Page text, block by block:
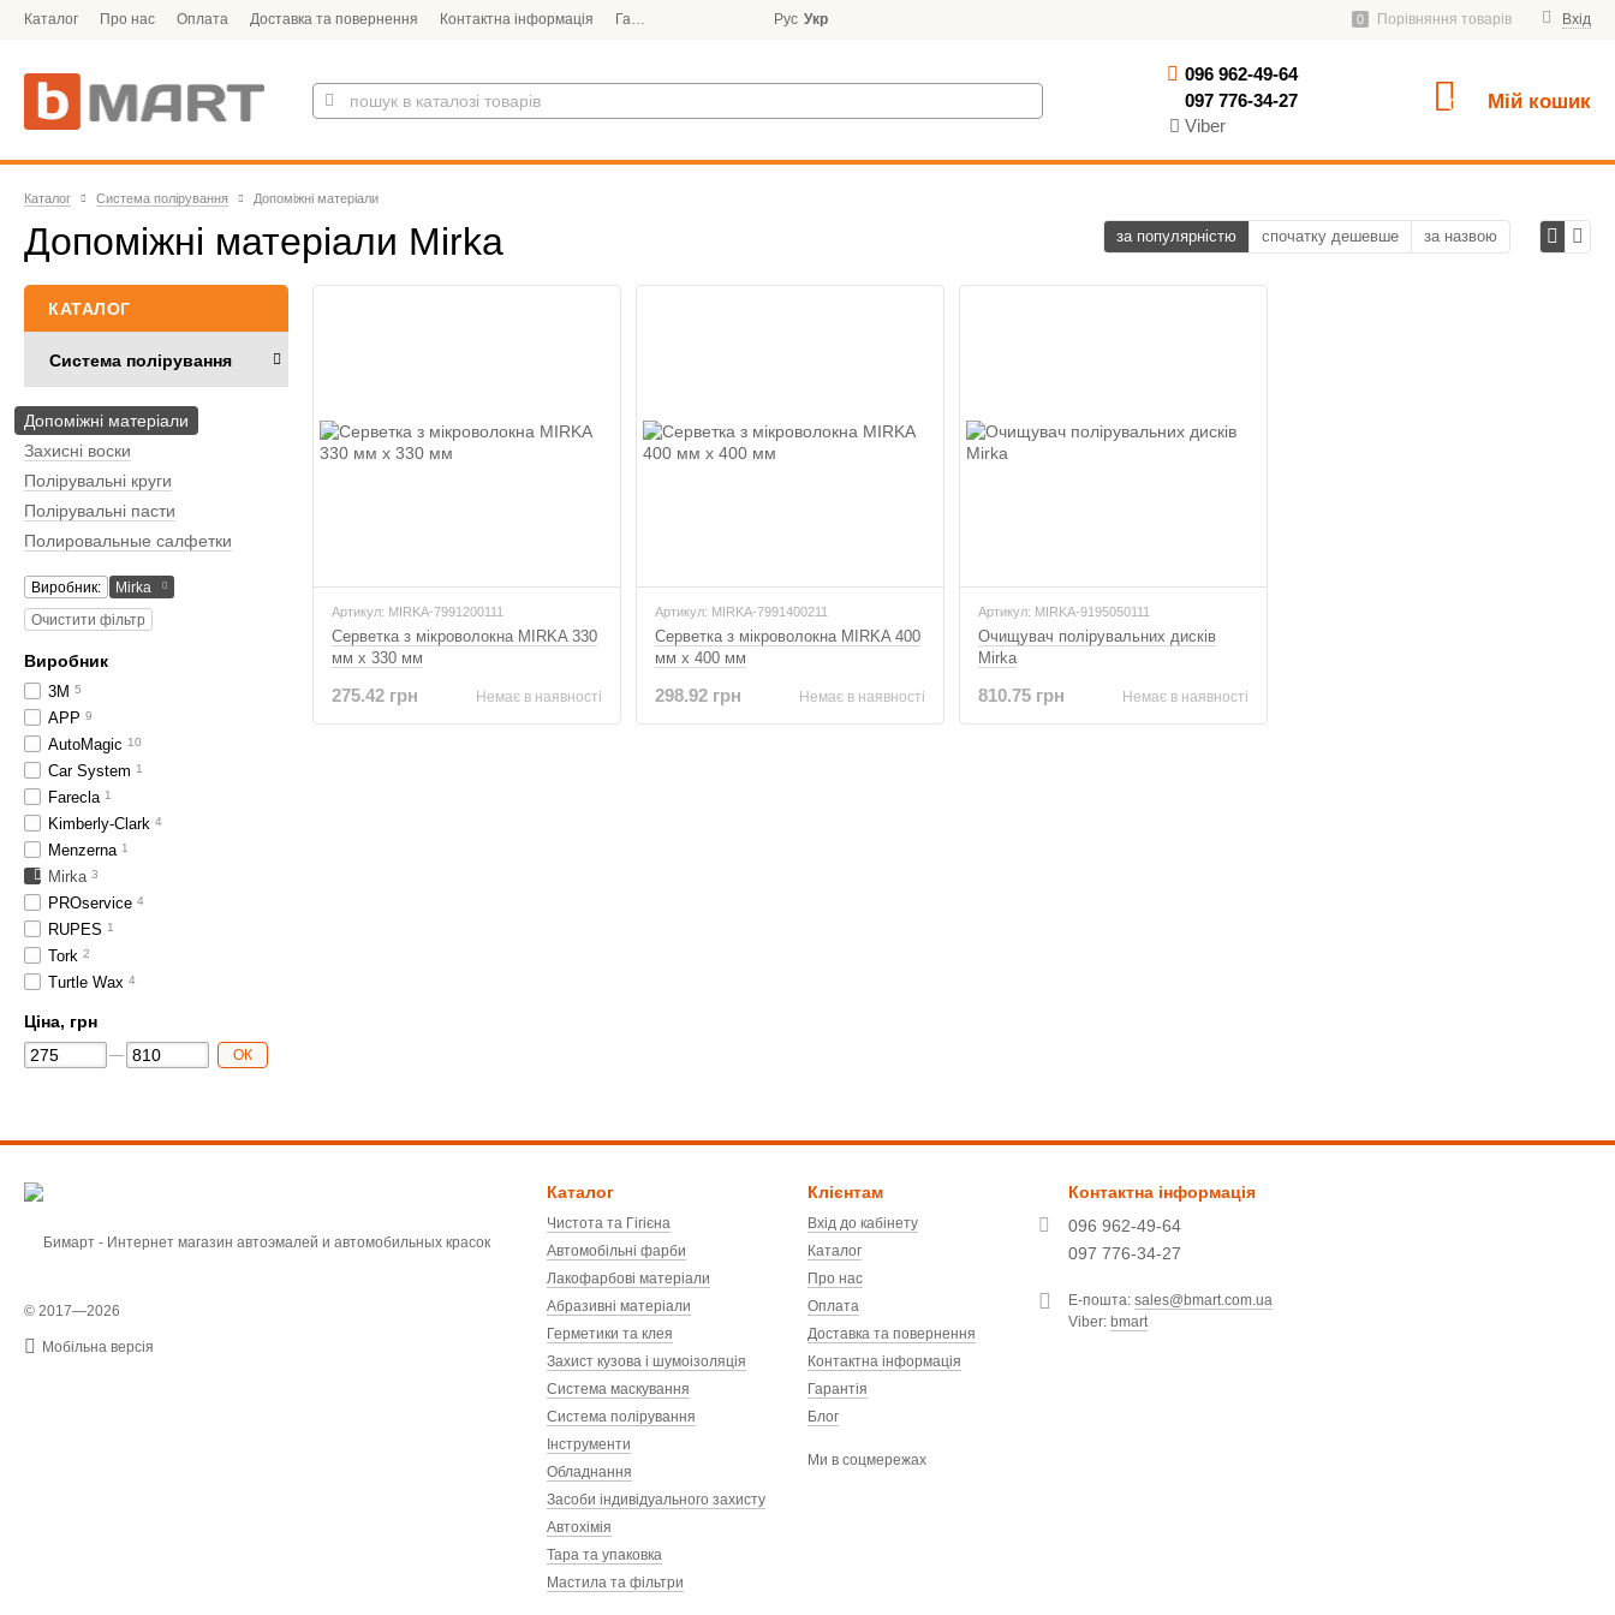
Каталог Про нас Оплата Доставка та повернення Контактна інформація Гарантія Вхід
0 Порівняння товарів
Рус Укр
096 962-49-64
097 776-34-27
Viber
0 Мій кошик
Каталог Система полірування Допоміжні матеріали
Допоміжні матеріали Mirka за популярністю спочатку дешевше за назвою
Артикул: MIRKA-7991200111
Серветка з мікроволокна MIRKA 330
мм x 330 мм
275.42 грн Немає в наявності
Артикул: MIRKA-7991400211
Серветка з мікроволокна MIRKA 400
мм x 400 мм
298.92 грн Немає в наявності
Артикул: MIRKA-9195050111
Очищувач полірувальних дисків
Mirka
810.75 грн Немає в наявності
КАТАЛОГ
Система полірування
Допоміжні матеріали
Захисні воски
Полірувальні круги
Полірувальні пасти
Полировальные салфетки
Виробник:
Mirka
Очистити фільтр
Виробник
3M 5
APP 9
AutoMagic 10
Car System 1
Farecla 1
Kimberly-Clark 4
Menzerna 1
Mirka 3
PROservice 4
RUPES 1
Tork 2
Turtle Wax 4
Ціна, грн
ОК
© 2017—2026
Мобільна версія
Каталог
Чистота та Гігієна
Автомобільні фарби
Лакофарбові матеріали
Абразивні матеріали
Герметики та клея
Захист кузова і шумоізоляція
Система маскування
Система полірування
Інструменти
Обладнання
Засоби індивідуального захисту
Автохімія
Тара та упаковка
Мастила та фільтри
Клієнтам
Вхід до кабінету
Каталог
Про нас
Оплата
Доставка та повернення
Контактна інформація
Гарантія
Блог
Ми в соцмережах
Контактна інформація
096 962-49-64
097 776-34-27
Е-пошта:sales@bmart.com.ua
Viber: bmart